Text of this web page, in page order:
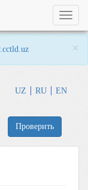
×
UZ RU EN
Toggle
Проверить